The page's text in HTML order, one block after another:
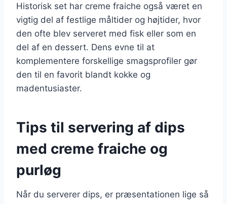
Historisk set har creme fraiche også været en
vigtig del af festlige måltider og højtider, hvor
den ofte blev serveret med fisk eller som en
del af en dessert. Dens evne til at
komplementere forskellige smagsprofiler gør
den til en favorit blandt kokke og
madentusiaster.
Tips til servering af dips
med creme fraiche og
purløg
Når du serverer dips, er præsentationen lige så